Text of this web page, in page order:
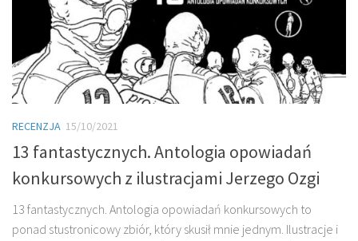
RECENZJA 15/10/2021
13 fantastycznych. Antologia opowiadań
konkursowych z ilustracjami Jerzego Ozgi
13 fantastycznych. Antologia opowiadań konkursowych to
ponad stustronicowy zbiór, który skusił mnie jednym. Ilustracje i